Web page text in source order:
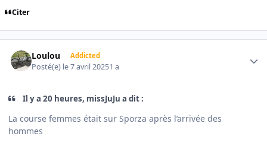
Citer
Loulou Addicted
Posté(e) le 7 avril 20251 a
Il y a 20 heures, missJuJu a dit :
La course femmes était sur Sporza après l’arrivée des
hommes